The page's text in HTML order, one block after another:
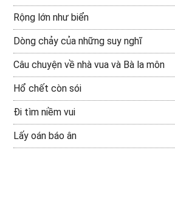
Rộng lớn như biển
Dòng chảy của những suy nghĩ
Câu chuyện về nhà vua và Bà la môn
Hổ chết còn sói
Đi tìm niềm vui
Lấy oán báo ân